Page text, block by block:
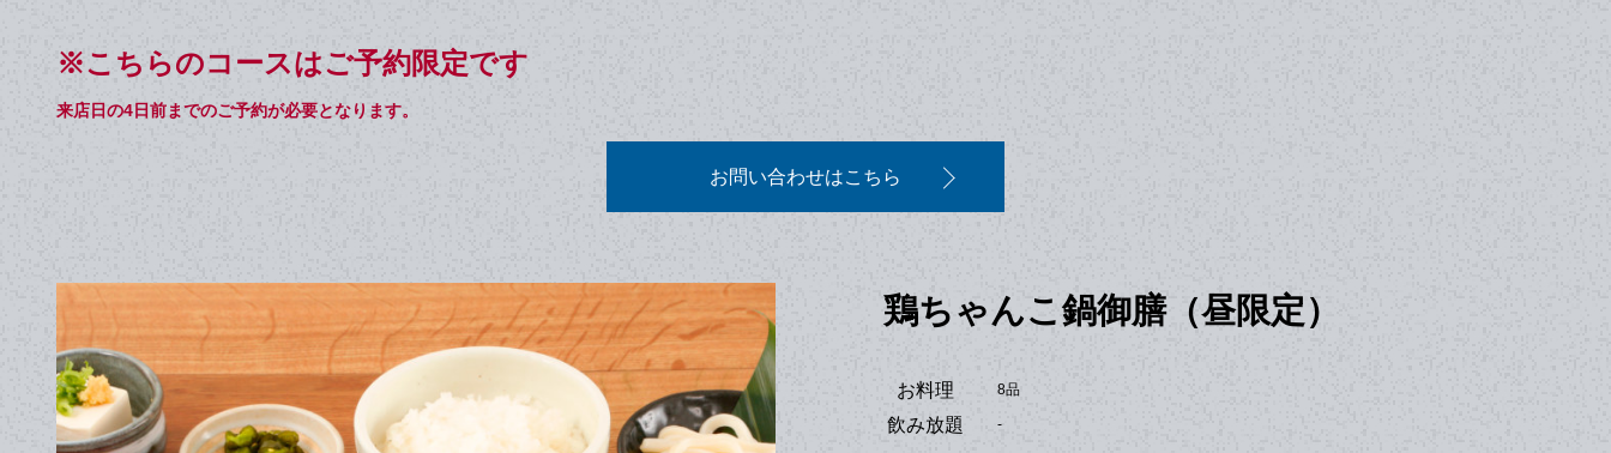
※こちらのコースはご予約限定です
来店日の4日前までのご予約が必要となります。
お問い合わせはこちら
鶏ちゃんこ鍋御膳（昼限定）
お料理 8品
飲み放題 -